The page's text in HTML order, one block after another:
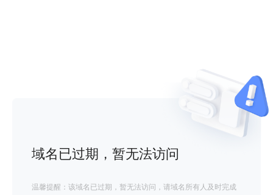
域名已过期，暂无法访问
温馨提醒：该域名已过期，暂无法访问，请域名所有人及时完成